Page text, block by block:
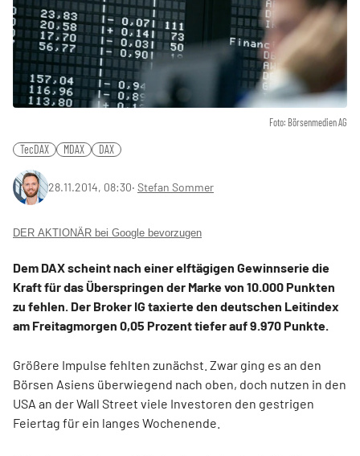
Foto: Börsenmedien AG
TecDAX MDAX DAX
28.11.2014, 08:30‧ Stefan Sommer
DER AKTIONÄR bei Google bevorzugen
Dem DAX scheint nach einer elftägigen Gewinnserie die
Kraft für das Überspringen der Marke von 10.000 Punkten
zu fehlen. Der Broker IG taxierte den deutschen Leitindex
am Freitagmorgen 0,05 Prozent tiefer auf 9.970 Punkte.
Größere Impulse fehlten zunächst. Zwar ging es an den
Börsen Asiens überwiegend nach oben, doch nutzen in den
USA an der Wall Street viele Investoren den gestrigen
Feiertag für ein langes Wochenende.